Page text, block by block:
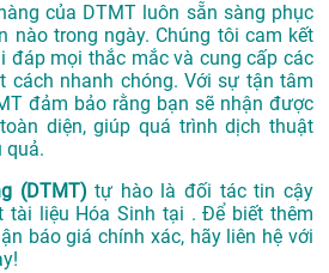
của DTMT luôn sẵn sàng phục
nào trong ngày. Chúng tôi cam kết
đáp mọi thắc mắc và cung cấp các
cách nhanh chóng. Với sự tận tâm
đảm bảo rằng bạn sẽ nhận được
diện, giúp quá trình dịch thuật
quả.
(DTMT) tự hào là đối tác tin cậy
tài liệu Hóa Sinh tại . Để biết thêm
báo giá chính xác, hãy liên hệ với